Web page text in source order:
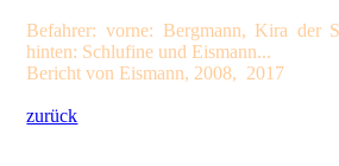
Befahrer: vorne: Bergmann, Kira der
hinten: Schlufine und Eismann...
Bericht von Eismann, 2008, 2017
zurück